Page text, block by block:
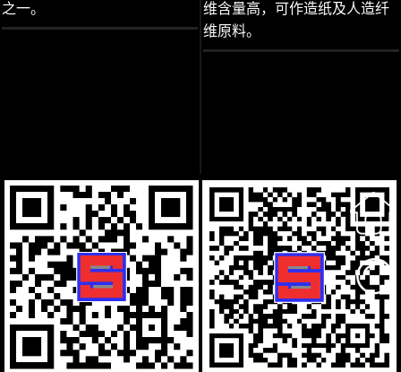
之一。
维含量高，可作造纸及人造纤
维原料。